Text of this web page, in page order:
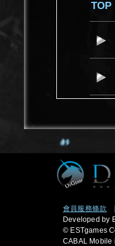
會員服務條款
Developed by
© ESTgames
CABAL Mobile